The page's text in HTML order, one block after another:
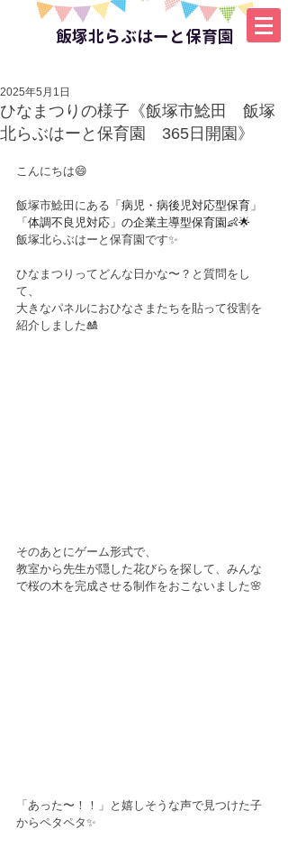
飯塚北らぶはーと保育園
ひなまつりの様子《飯塚市鯰田 飯塚
北らぶはーと保育園 365日開園》
2025年5月1日
こんにちは😄
飯塚市鯰田にある 「病児・病後児対応型保育」
「体調不良児対応」の企業主導型保育園👶🌟
飯塚北らぶはーと保育園です✨
ひなまつりってどんな日かな〜？と質問をし
て、
大きなパネルにおひなさまたちを貼って役割を
紹介しました🎎
そのあとにゲーム形式で、
教室から先生が隠した花びらを探して、みんな
で桜の木を完成させる制作をおこないました🌸
「あった〜！！」と嬉しそうな声で見つけた子
からペタペタ✨